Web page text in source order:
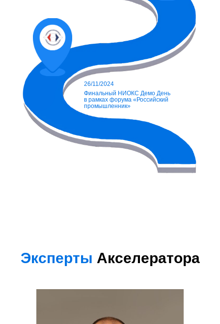
Финальный НИОКС Демо День
в рамках форума «Российский
промышленник»
26/11/2024
Эксперты Акселератора